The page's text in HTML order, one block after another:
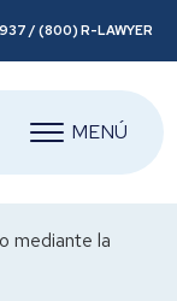
/ (800) R-LAWYER
MENÚ
mediante la